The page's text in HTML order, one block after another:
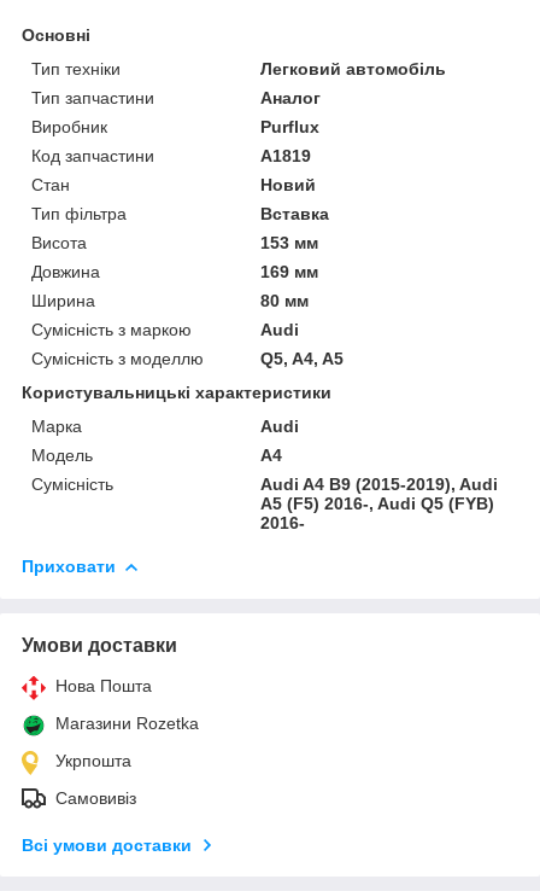
Основні
Тип техніки
Легковий автомобіль
Тип запчастини
Аналог
Виробник
Purflux
Код запчастини
A1819
Стан
Новий
Тип фільтра
Вставка
Висота
153 мм
Довжина
169 мм
Ширина
80 мм
Сумісність з маркою
Audi
Сумісність з моделлю
Q5, A4, A5
Користувальницькі характеристики
Марка
Audi
Модель
A4
Сумісність
Audi A4 B9 (2015-2019), Audi
A5 (F5) 2016-, Audi Q5 (FYB)
2016-
Приховати
Умови доставки
Нова Пошта
Магазини Rozetka
Укрпошта
Самовивіз
Всі умови доставки